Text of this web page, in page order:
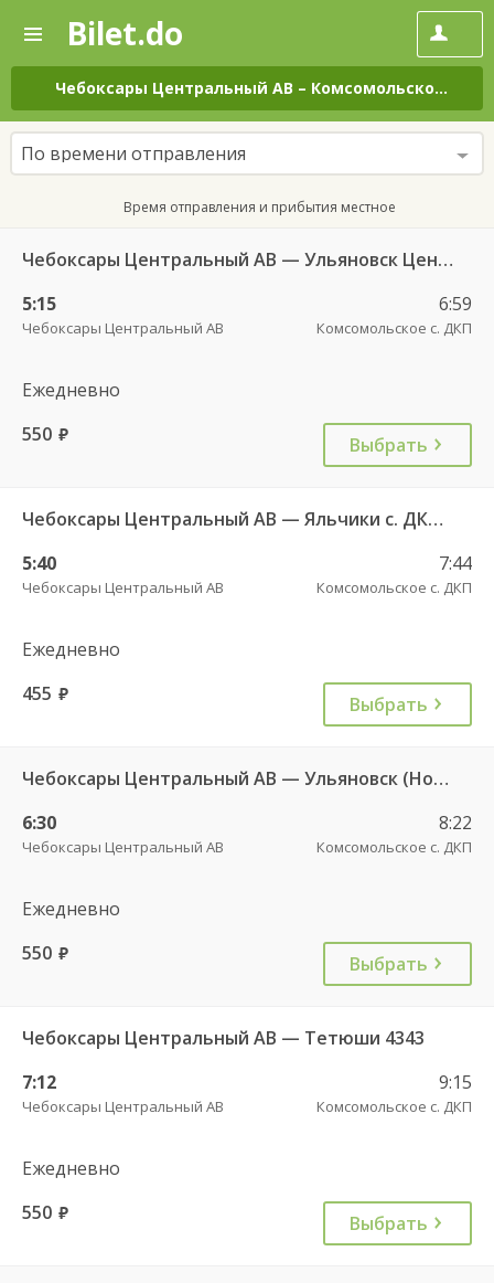
—
Поиск
и
покупка
билетов
на
автобус
онлайн
Bilet.do
Чебоксары Центральный АВ – Комсомольское с. ДКП
По времени отправления
Время отправления и прибытия местное
Чебоксары Центральный АВ — Ульяновск Центральный АВ 6408
5:15
Чебоксары Центральный АВ
6:59
Комсомольское с. ДКП
Ежедневно
550 руб. Выбрать
Чебоксары Центральный АВ — Яльчики с. ДКП 534
5:40
Чебоксары Центральный АВ
7:44
Комсомольское с. ДКП
Ежедневно
455 руб. Выбрать
Чебоксары Центральный АВ — Ульяновск (Новый город) ч/з Батырево с. ДКП 5843
6:30
Чебоксары Центральный АВ
8:22
Комсомольское с. ДКП
Ежедневно
550 руб. Выбрать
Чебоксары Центральный АВ — Тетюши 4343
7:12
Чебоксары Центральный АВ
9:15
Комсомольское с. ДКП
Ежедневно
550 руб. Выбрать